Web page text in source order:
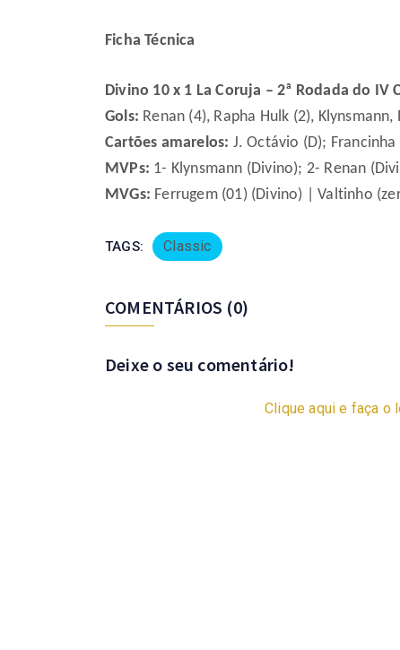
Ficha Técnica
Divino 10 x 1 La Coruja – 2ª Rodada do IV
Gols: Renan (4), Rapha Hulk (2),
Cartões amarelos: J. Octávio (D); Francinha
MVPs: 1- Klynsmann (Divino); 2- Renan
MVGs: Ferrugem (01) (Divino) | Valtinho
TAGS: Classic
COMENTÁRIOS (0)
Deixe o seu comentário!
Clique aqui e faça o